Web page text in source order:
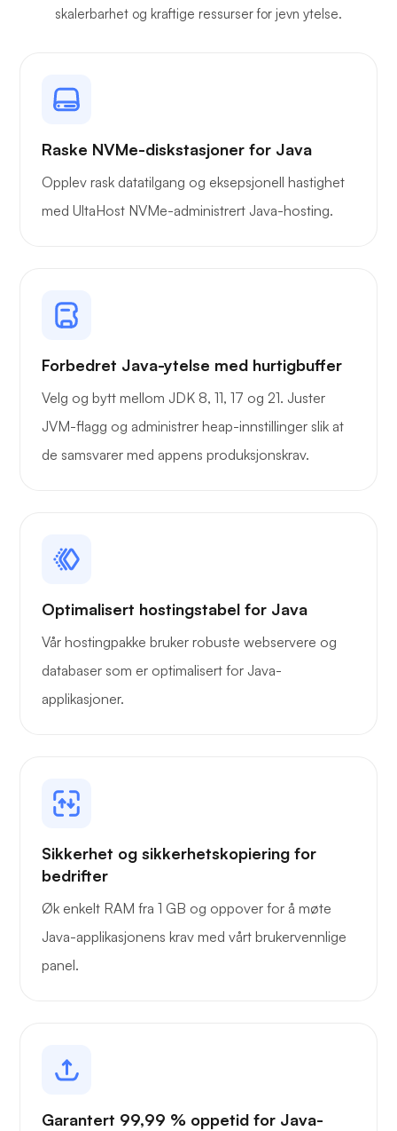
Owncast
Røntgen
Playtube
Grafana
skalerbarhet og kraftige ressurser for jevn ytelse.
Raske NVMe-diskstasjoner for Java
Opplev rask datatilgang og eksepsjonell hastighet
med UltaHost NVMe-administrert Java-hosting.
Forbedret Java-ytelse med hurtigbuffer
Velg og bytt mellom JDK 8, 11, 17 og 21. Juster
JVM-flagg og administrer heap-innstillinger slik at
de samsvarer med appens produksjonskrav.
Optimalisert hostingstabel for Java
Vår hostingpakke bruker robuste webservere og
databaser som er optimalisert for Java-
applikasjoner.
Sikkerhet og sikkerhetskopiering for
bedrifter
Øk enkelt RAM fra 1 GB og oppover for å møte
Java-applikasjonens krav med vårt brukervennlige
panel.
Garantert 99,99 % oppetid for Java-